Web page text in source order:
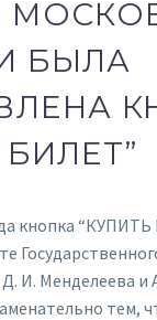
БЫЛА
кнопка
И. Менделеева и
тем,